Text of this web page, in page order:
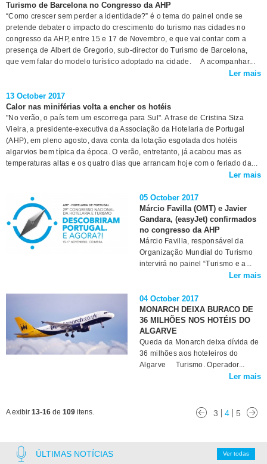
Turismo de Barcelona no Congresso da AHP
“Como crescer sem perder a identidade?” é o tema do painel onde se
pretende debater o impacto do crescimento do turismo nas cidades no
congresso da AHP, entre 15 e 17 de Novembro, e que vai contar com a
presença de Albert de Gregorio, sub-director do Turismo de Barcelona,
que vem falar do modelo turístico adoptado na cidade. A acompanhar...
Ler mais
13 October 2017
Calor nas miniférias volta a encher os hotéis
"No verão, o país tem um escorrega para Sul". A frase de Cristina Siza
Vieira, a presidente-executiva da Associação da Hotelaria de Portugal
(AHP), em pleno agosto, dava conta da lotação esgotada dos hotéis
algarvios bem típica da época. O verão, entretanto, já acabou mas as
temperaturas altas e os quatro dias que arrancam hoje com o feriado da...
Ler mais
05 October 2017
Márcio Favilla (OMT) e Javier
Gandara, (easyJet) confirmados
no congresso da AHP
Márcio Favilla, responsável da
Organização Mundial do Turismo
intervirá no painel “Turismo e a...
Ler mais
04 October 2017
MONARCH DEIXA BURACO DE
36 MILHÕES NOS HOTÉIS DO
ALGARVE
Queda da Monarch deixa dívida de
36 milhões aos hoteleiros do
Algarve Turismo. Operador...
Ler mais
A exibir 13-16 de 109 itens. 3 4 5
Ver todas
ÚLTIMAS NOTÍCIAS